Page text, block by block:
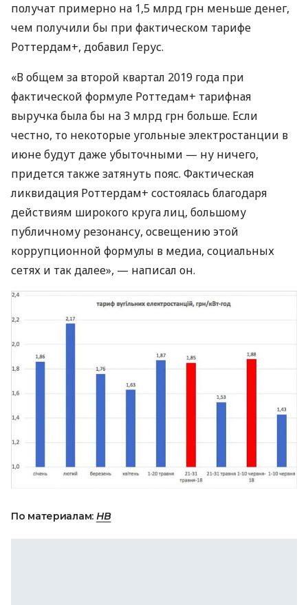
получат примерно на 1,5 млрд грн меньше денег,
чем получили бы при фактическом тарифе
Роттердам+, добавил Герус.
«В общем за второй квартал 2019 года при
фактической формуле Роттедам+ тарифная
выручка была бы на 3 млрд грн больше. Если
честно, то некоторые угольные электростанции в
июне будут даже убыточными — ну ничего,
придется также затянуть пояс. Фактическая
ликвидация Роттердам+ состоялась благодаря
действиям широкого круга лиц, большому
публичному резонансу, освещению этой
коррупционной формулы в медиа, социальных
сетях и так далее», — написал он.
По материалам: НВ